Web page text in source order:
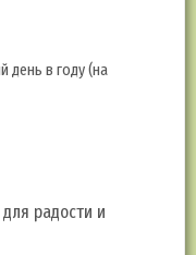
день в году (на
радости и